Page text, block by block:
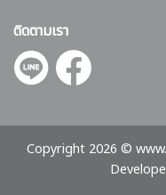
ติดตามเรา
Copyright 2026 ©